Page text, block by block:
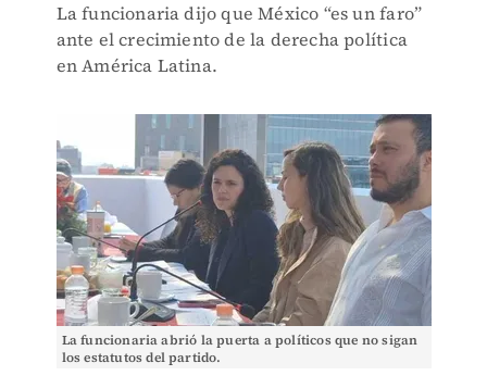
La funcionaria dijo que México “es un faro”
ante el crecimiento de la derecha política
en América Latina.
La funcionaria abrió la puerta a políticos que no sigan
los estatutos del partido.